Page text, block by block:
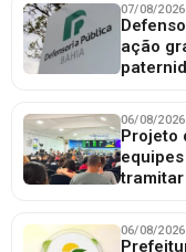
07/08/2026
ação
06/08/2026
Projeto
tramitar
06/08/2026